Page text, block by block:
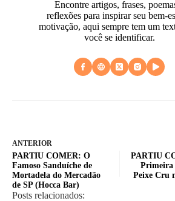
Encontre artigos, frases,
reflexões para inspirar seu bem-
motivação, aqui sempre tem um
você se identificar.
ANTERIOR
PARTIU COMER: O
Famoso Sanduíche de
Mortadela do Mercadão
de SP (Hocca Bar)
PARTIU
Primeira
Peixe Cru
Posts relacionados: